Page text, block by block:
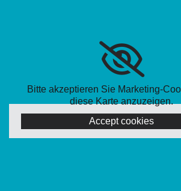
Bitte akzeptieren Sie Marketing-
diese Karte anzuzeigen.
Accept cookies